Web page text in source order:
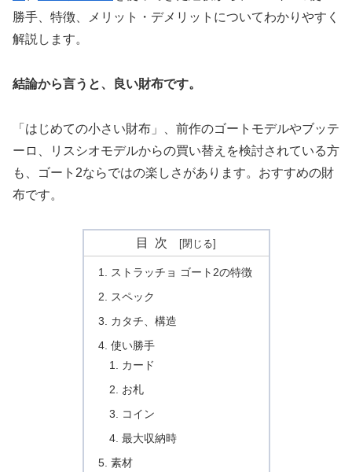
勝手、特徴、メリット・デメリットについてわかりやすく
解説します。
結論から言うと、良い財布です。
「はじめての小さい財布」、前作のゴートモデルやブッテ
ーロ、リスシオモデルからの買い替えを検討されている方
も、ゴート2ならではの楽しさがあります。おすすめの財
布です。
目次
ストラッチョ ゴート2の特徴
スペック
カタチ、構造
使い勝手
カード
お札
コイン
最大収納時
素材